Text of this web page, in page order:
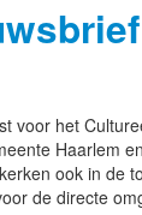
voor het
Haarlem
ook in de
de directe